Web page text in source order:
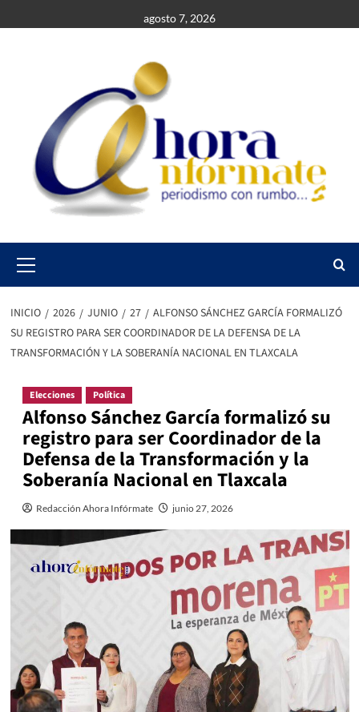
al
agosto 7, 2026
Menu
INICIO 2026 JUNIO 27
ALFONSO SÁNCHEZ GARCÍA FORMALIZÓ
SU REGISTRO PARA SER COORDINADOR DE LA DEFENSA DE LA
TRANSFORMACIÓN Y LA SOBERANÍA NACIONAL EN TLAXCALA
Elecciones Política
Alfonso Sánchez García formalizó su
registro para ser Coordinador de la
Defensa de la Transformación y la
Soberanía Nacional en Tlaxcala
Redacción Ahora Infórmate junio 27, 2026